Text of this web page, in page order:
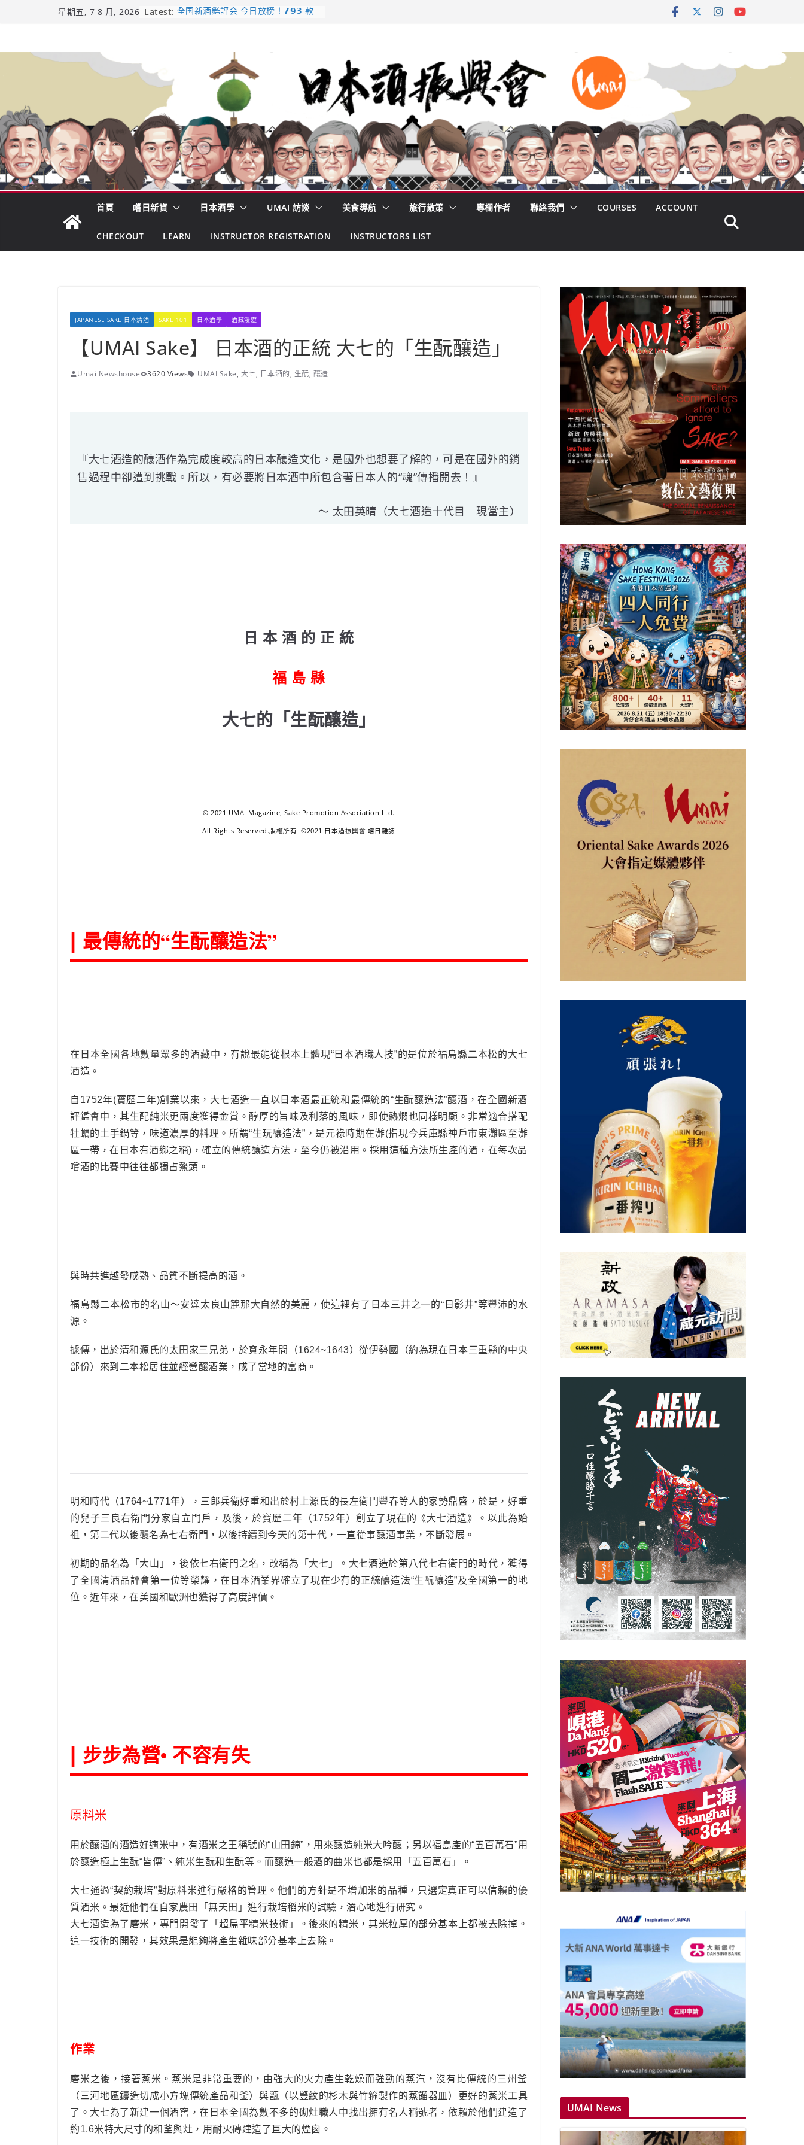
星期五, 7 8 月, 2026 Latest: 全国新酒鑑評会 今日放榜！𝟳𝟵𝟯 款
市場！梅乃宿上市背後的密碼
龜之井酒造：口說上手 – 山形純米大
吟釀的堅持與傳承 ～ くどき上手
日本酒類地理標示 (GI) 認定一覽表
首頁 嚐日新資 日本酒學 UMAI 訪談 美食導航 旅行散策 專欄作者 聯絡我們 COURSES ACCOUNT
CHECKOUT LEARN INSTRUCTOR REGISTRATION INSTRUCTORS LIST
JAPANESE SAKE 日本清酒 SAKE 101 日本酒學 酒藏漫遊
【UMAI Sake】 日本酒的正統 大七的「生酛釀造」
Umai Newshouse 3620 Views UMAI Sake, 大七, 日本酒的, 生酛, 釀造
『大七酒造的釀酒作為完成度較高的日本釀造文化，是國外也想要了解的，可是在國外的銷
售過程中卻遭到挑戰。所以，有必要將日本酒中所包含著日本人的“魂”傳播開去！』
～ 太田英晴（大七酒造十代目 現當主）
日 本 酒 的 正 統
福 島 縣
大七的「生酛釀造」
© 2021 UMAI Magazine, Sake Promotion Association Ltd.
All Rights Reserved.版權所有 ©2021 日本酒振興會 嚐日雜誌
| 最傳統的“生酛釀造法”
在日本全國各地數量眾多的酒藏中，有說最能從根本上體現“日本酒職人技”的是位於福島縣二本松的大七
酒造。
自1752年(寶歷二年)創業以來，大七酒造一直以日本酒最正統和最傳統的“生酛釀造法”釀酒，在全國新酒
評鑑會中，其生配純米更兩度獲得金賞。醇厚的旨味及利落的風味，即使熱燜也同樣明顯。非常適合搭配
牡蠣的土手鍋等，味道濃厚的料理。所謂“生玩釀造法”，是元祿時期在灘(指現今兵庫縣神戶市東灘區至灘
區一帶，在日本有酒鄉之稱)，確立的傳統釀造方法，至今仍被沿用。採用這種方法所生產的酒，在每次品
嚐酒的比賽中往往都獨占鰲頭。
與時共進越發成熟、品質不斷提高的酒。
福島縣二本松市的名山～安達太良山麓那大自然的美麗，使這裡有了日本三井之一的“日影井”等豐沛的水
源。
據傳，出於清和源氏的太田家三兄弟，於寬永年間（1624~1643）從伊勢國（約為現在日本三重縣的中央
部份）來到二本松居住並經營釀酒業，成了當地的富商。
明和時代（1764~1771年），三郎兵衛好重和出於村上源氏的長左衛門豐春等人的家勢鼎盛，於是，好重
的兒子三良右衛門分家自立門戶，及後，於寶歷二年（1752年）創立了現在的《大七酒造》。以此為始
祖，第二代以後襲名為七右衛門，以後持續到今天的第十代，一直從事釀酒事業，不斷發展。
初期的品名為「大山」，後依七右衛門之名，改稱為「大七」。大七酒造於第八代七右衛門的時代，獲得
了全國清酒品評會第一位等榮耀，在日本酒業界確立了現在少有的正統釀造法“生酛釀造”及全國第一的地
位。近年來，在美國和歐洲也獲得了高度評價。
| 步步為營• 不容有失
原料米
用於釀酒的酒造好適米中，有酒米之王稱號的“山田錦”，用來釀造純米大吟釀；另以福島產的“五百萬石”用
於釀造極上生酛“皆傳”、純米生酛和生酛等。而釀造一般酒的曲米也都是採用「五百萬石」。
大七通過“契約栽培”對原料米進行嚴格的管理。他們的方針是不增加米的品種，只選定真正可以信賴的優
質酒米。最近他們在自家農田「無天田」進行栽培稻米的試驗，潛心地進行研究。
大七酒造為了磨米，專門開發了「超扁平精米技術」。後來的精米，其米粒厚的部分基本上都被去除掉。
這一技術的開發，其效果是能夠將產生雜味部分基本上去除。
作業
磨米之後，接著蒸米。蒸米是非常重要的，由強大的火力產生乾燥而強勁的蒸汽，沒有比傳統的三州釜
（三河地區鑄造切成小方塊傳統產品和釜）與甑（以豎紋的杉木與竹箍製作的蒸餾器皿）更好的蒸米工具
了。大七為了新建一個酒窖，在日本全國為數不多的砌灶職人中找出擁有名人稱號者，依賴於他們建造了
約1.6米特大尺寸的和釜與灶，用耐火磚建造了巨大的煙囪。
UMAI News